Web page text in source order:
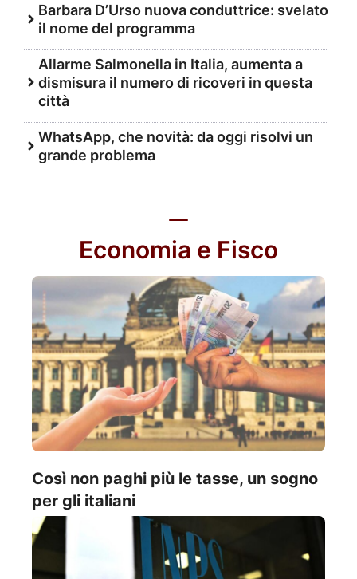
Barbara D’Urso nuova conduttrice: svelato
il nome del programma
Allarme Salmonella in Italia, aumenta a
dismisura il numero di ricoveri in questa
città
WhatsApp, che novità: da oggi risolvi un
grande problema
Economia e Fisco
Così non paghi più le tasse, un sogno
per gli italiani